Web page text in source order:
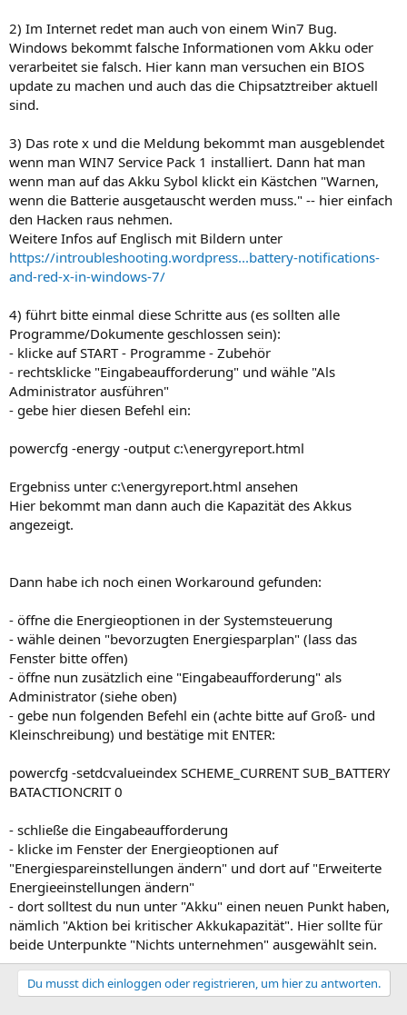
2) Im Internet redet man auch von einem Win7 Bug.
Windows bekommt falsche Informationen vom Akku oder
verarbeitet sie falsch. Hier kann man versuchen ein BIOS
update zu machen und auch das die Chipsatztreiber aktuell
sind.
3) Das rote x und die Meldung bekommt man ausgeblendet
wenn man WIN7 Service Pack 1 installiert. Dann hat man
wenn man auf das Akku Sybol klickt ein Kästchen "Warnen,
wenn die Batterie ausgetauscht werden muss." -- hier einfach
den Hacken raus nehmen.
Weitere Infos auf Englisch mit Bildern unter
https://introubleshooting.wordpress...battery-notifications-
and-red-x-in-windows-7/
4) führt bitte einmal diese Schritte aus (es sollten alle
Programme/Dokumente geschlossen sein):
- klicke auf START - Programme - Zubehör
- rechtsklicke "Eingabeaufforderung" und wähle "Als
Administrator ausführen"
- gebe hier diesen Befehl ein:
powercfg -energy -output c:\energyreport.html
Ergebniss unter c:\energyreport.html ansehen
Hier bekommt man dann auch die Kapazität des Akkus
angezeigt.
Dann habe ich noch einen Workaround gefunden:
- öffne die Energieoptionen in der Systemsteuerung
- wähle deinen "bevorzugten Energiesparplan" (lass das
Fenster bitte offen)
- öffne nun zusätzlich eine "Eingabeaufforderung" als
Administrator (siehe oben)
- gebe nun folgenden Befehl ein (achte bitte auf Groß- und
Kleinschreibung) und bestätige mit ENTER:
powercfg -setdcvalueindex SCHEME_CURRENT SUB_BATTERY
BATACTIONCRIT 0
- schließe die Eingabeaufforderung
- klicke im Fenster der Energieoptionen auf
"Energiespareinstellungen ändern" und dort auf "Erweiterte
Energieeinstellungen ändern"
- dort solltest du nun unter "Akku" einen neuen Punkt haben,
nämlich "Aktion bei kritischer Akkukapazität". Hier sollte für
beide Unterpunkte "Nichts unternehmen" ausgewählt sein.
Du musst dich einloggen oder registrieren, um hier zu antworten.